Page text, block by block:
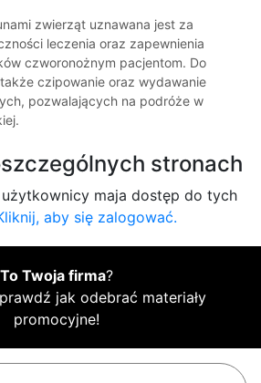
zwierząt uznawana jest za
leczenia oraz zapewnienia
czworonożnym pacjentom. Do
czipowanie oraz wydawanie
pozwalających na podróże w
stronach
maja dostęp do tych
aby się zalogować.
To Twoja firma?
jak odebrać materiały
promocyjne!